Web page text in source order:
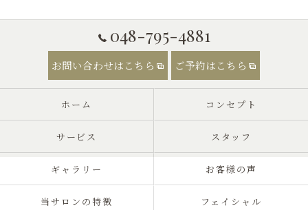
048-795-4881
お問い合わせはこちら ご予約はこちら
ホーム コンセプト
サービス スタッフ
ギャラリー お客様の声
当サロンの特徴 フェイシャル